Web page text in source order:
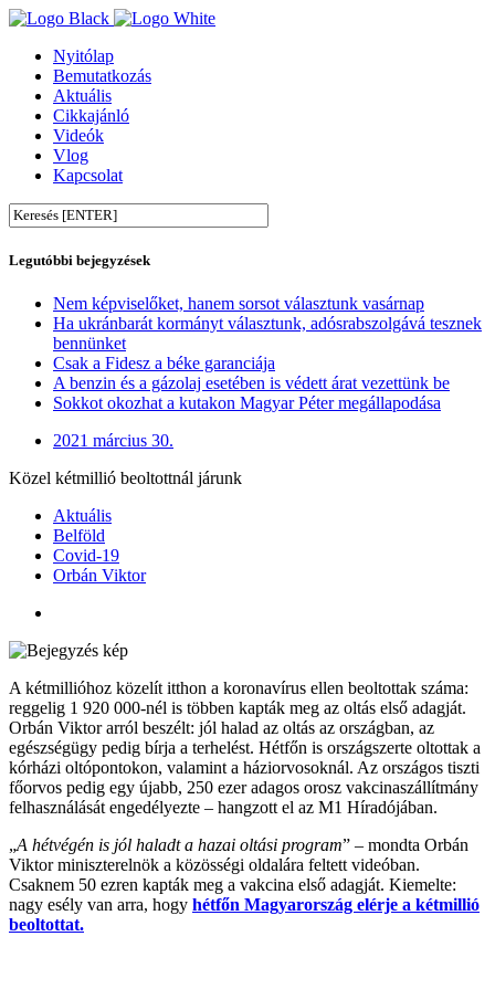
Nyitólap
Bemutatkozás
Aktuális
Cikkajánló
Videók
Vlog
Kapcsolat
Legutóbbi bejegyzések
Nem képviselőket, hanem sorsot választunk vasárnap
Ha ukránbarát kormányt választunk, adósrabszolgává tesznek
bennünket
Csak a Fidesz a béke garanciája
A benzin és a gázolaj esetében is védett árat vezettünk be
Sokkot okozhat a kutakon Magyar Péter megállapodása
2021 március 30.
Közel kétmillió beoltottnál járunk
Aktuális
Belföld
Covid-19
Orbán Viktor
A kétmillióhoz közelít itthon a koronavírus ellen beoltottak száma:
reggelig 1 920 000-nél is többen kapták meg az oltás első adagját.
Orbán Viktor arról beszélt: jól halad az oltás az országban, az
egészségügy pedig bírja a terhelést. Hétfőn is országszerte oltottak a
kórházi oltópontokon, valamint a háziorvosoknál. Az országos tiszti
főorvos pedig egy újabb, 250 ezer adagos orosz vakcinaszállítmány
felhasználását engedélyezte – hangzott el az M1 Híradójában.
„A hétvégén is jól haladt a hazai oltási program” – mondta Orbán
Viktor miniszterelnök a közösségi oldalára feltett videóban.
Csaknem 50 ezren kapták meg a vakcina első adagját. Kiemelte:
nagy esély van arra, hogy hétfőn Magyarország elérje a kétmillió
beoltottat.